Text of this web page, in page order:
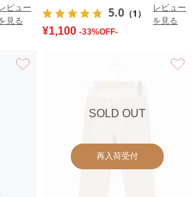
ビュー
見る
5.0 （1）
レビュー
を見る
¥1,100 -33%OFF-
SOLD OUT
再入荷受付